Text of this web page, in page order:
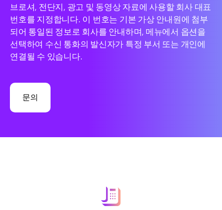
브로셔, 전단지, 광고 및 동영상 자료에 사용할 회사 대표
번호를 지정합니다. 이 번호는 기본 가상 안내원에 첨부
되어 통일된 정보로 회사를 안내하며, 메뉴에서 옵션을
선택하여 수신 통화의 발신자가 특정 부서 또는 개인에
연결될 수 있습니다.
문의